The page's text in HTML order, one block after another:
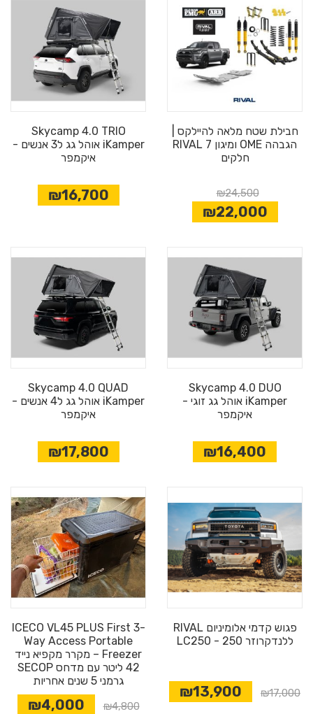
חבילת שטח מלאה להיילקס |
הגבהה OME ומיגון RIVAL 7
חלקים
₪24,500
₪22,000
Skycamp 4.0 TRIO
iKamper אוהל גג ל3 אנשים -
איקמפר
₪16,700
Skycamp 4.0 DUO
iKamper אוהל גג זוגי -
איקמפר
₪16,400
Skycamp 4.0 QUAD
iKamper אוהל גג ל4 אנשים -
איקמפר
₪17,800
פגוש קדמי אלומיניום RIVAL
ללנדקרוזר 250 - LC250
₪17,000
₪13,900
ICECO VL45 PLUS First 3-
Way Access Portable
Freezer – מקרר מקפיא נייד
42 ליטר עם מדחס SECOP
גרמני 5 שנים אחריות
₪4,800
₪4,000